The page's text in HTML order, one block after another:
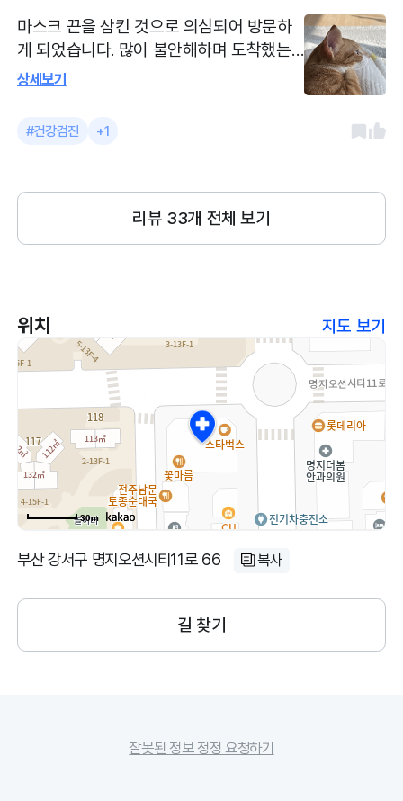
님들이 모두 친절하시고 원장선생님께서도
설명을 정말 정말 자세히 알아들을 수 있도
록 해주십니다.
마스크 끈을 삼킨 것으로 의심되어 방문하
게 되었습니다. 많이 불안해하며 도착했는
데 선생님들께서 종종있는일이라며 다독여
했으나 이물질은 보이지 않았습니다. 하지
만 선형 이물질로 인해 추후에 장기 손상이
어두는게 낫다고 하셨습니다. 병원 내부 아
주 깨끗합니다. 동네 중심에 있어 접근성이
편리하고 주차장이 아주 잘 되어있어 초보
상세보기
#건강검진 +1
리뷰 33개 전체 보기
위치 지도 보기
30m
부산 강서구 명지오션시티11로 66 복사
길 찾기
잘못된 정보 정정 요청하기